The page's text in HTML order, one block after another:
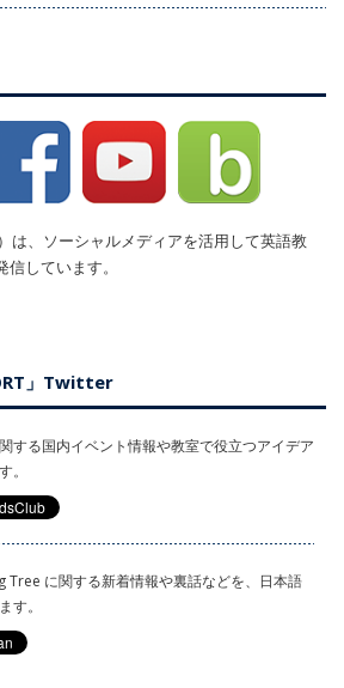
は、ソーシャルメディアを活用して英語教
しています。
」Twitter
する国内イベント情報や教室で役立つアイデア
。
Tree に関する新着情報や裏話などを、日本語
す。